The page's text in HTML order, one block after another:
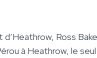
Ross
à Heathrow, le